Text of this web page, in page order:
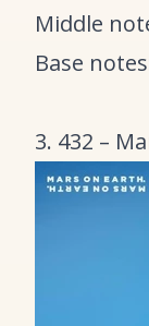
Middle
Base
3. 432 –